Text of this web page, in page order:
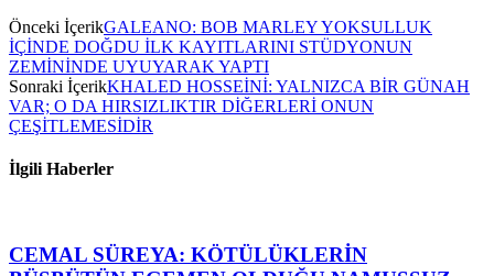
Önceki İçerikGALEANO: BOB MARLEY YOKSULLUK
İÇİNDE DOĞDU İLK KAYITLARINI STÜDYONUN
ZEMİNİNDE UYUYARAK YAPTI
Sonraki İçerikKHALED HOSSEİNİ: YALNIZCA BİR GÜNAH
VAR; O DA HIRSIZLIKTIR DİĞERLERİ ONUN
ÇEŞİTLEMESİDİR
İlgili Haberler
CEMAL SÜREYA: KÖTÜLÜKLERİN